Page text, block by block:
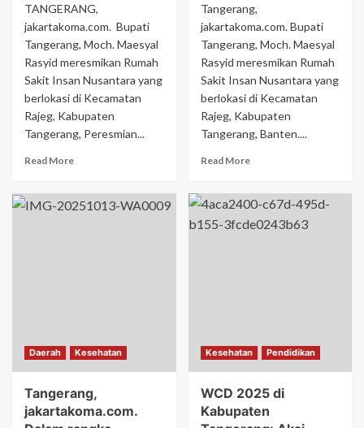
TANGERANG,
jakartakoma.com. Bupati
Tangerang, Moch. Maesyal
Rasyid meresmikan Rumah
Sakit Insan Nusantara yang
berlokasi di Kecamatan
Rajeg, Kabupaten
Tangerang, Peresmian...
Read More
Tangerang,
jakartakoma.com. Bupati
Tangerang, Moch. Maesyal
Rasyid meresmikan Rumah
Sakit Insan Nusantara yang
berlokasi di Kecamatan
Rajeg, Kabupaten
Tangerang, Banten....
Read More
Daerah Kesehatan
Tangerang,
jakartakoma.com.
Kesehatan Pendidikan
WCD 2025 di
Kabupaten